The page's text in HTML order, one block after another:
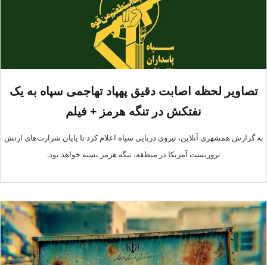
تصاویر لحظه اصابت دقیق پهپاد تهاجمی سپاه به یک
نفتکش در تنگه هرمز + فیلم
به گزارش همشهری آنلاین، نیروی دریایی سپاه اعلام کرد تا پایان شرارت‌های ارتش
تروریست آمریکا در منطقه، تنگه هرمز بسته خواهد بود.